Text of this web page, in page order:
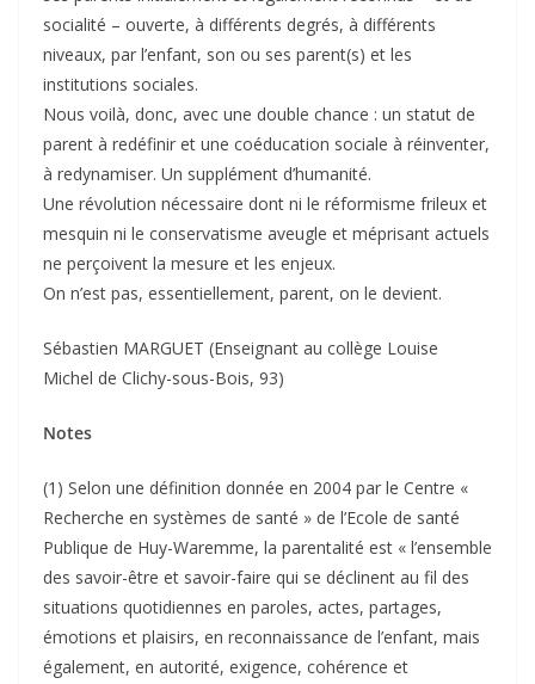
socialité – ouverte, à différents degrés, à différents
niveaux, par l’enfant, son ou ses parent(s) et les
institutions sociales.
Nous voilà, donc, avec une double chance : un statut de
parent à redéfinir et une coéducation sociale à réinventer,
à redynamiser. Un supplément d’humanité.
Une révolution nécessaire dont ni le réformisme frileux et
mesquin ni le conservatisme aveugle et méprisant actuels
ne perçoivent la mesure et les enjeux.
On n’est pas, essentiellement, parent, on le devient.
Sébastien MARGUET (Enseignant au collège Louise
Michel de Clichy-sous-Bois, 93)
Notes
(1) Selon une définition donnée en 2004 par le Centre «
Recherche en systèmes de santé » de l’Ecole de santé
Publique de Huy-Waremme, la parentalité est « l’ensemble
des savoir-être et savoir-faire qui se déclinent au fil des
situations quotidiennes en paroles, actes, partages,
émotions et plaisirs, en reconnaissance de l’enfant, mais
également, en autorité, exigence, cohérence et